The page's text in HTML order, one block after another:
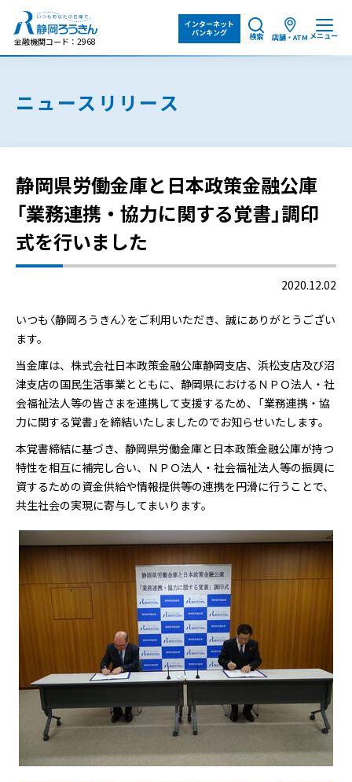
金融機関コード：2968
インターネット
バンキング
検索 店舗・ATM メニュー
ニュースリリース
静岡県労働金庫と日本政策金融公庫
「業務連携・協力に関する覚書」調印
式を行いました
2020.12.02
いつも〈静岡ろうきん〉をご利用いただき、誠にありがとうござい
ます。
当金庫は、株式会社日本政策金融公庫静岡支店、浜松支店及び沼
津支店の国民生活事業とともに、静岡県におけるＮＰＯ法人・社
会福祉法人等の皆さまを連携して支援するため、「業務連携・協
力に関する覚書」を締結いたしましたのでお知らせいたします。
本覚書締結に基づき、静岡県労働金庫と日本政策金融公庫が持つ
特性を相互に補完し合い、ＮＰＯ法人・社会福祉法人等の振興に
資するための資金供給や情報提供等の連携を円滑に行うことで、
共生社会の実現に寄与してまいります。